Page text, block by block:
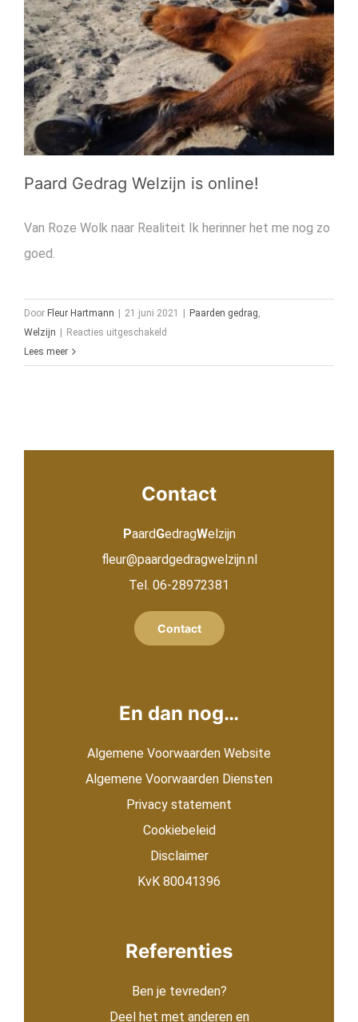
zichzelf
houdt
in
de
winter
Paard Gedrag Welzijn is online!
Van Roze Wolk naar Realiteit Ik herinner het me nog zo
goed.
Door Fleur Hartmann | 21 juni 2021 | Paarden gedrag
Welzijn | Reacties uitgeschakeld
Gedrag
Lees meer
Contact
PaardGedragWelzijn
fleur@paardgedragwelzijn.nl
Tel. 06-28972381
Contact
En dan nog…
Algemene Voorwaarden Website
Algemene Voorwaarden Diensten
Privacy statement
Cookiebeleid
Disclaimer
KvK 80041396
Referenties
Ben je tevreden?
Deel het met anderen en